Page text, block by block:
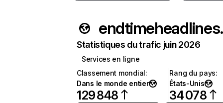
Statistiques du trafic juin 2026
Services en ligne
Classement mondial:
Dans le monde entier
129 848
Rang du pays:
États-Unis
34 078